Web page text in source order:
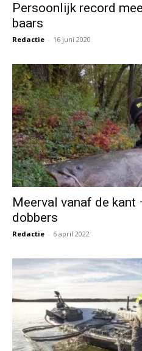
Persoonlijk record
baars
Redactie - 16 juni 2020
Meerval vanaf de kant
dobbers
Redactie - 6 april 2022